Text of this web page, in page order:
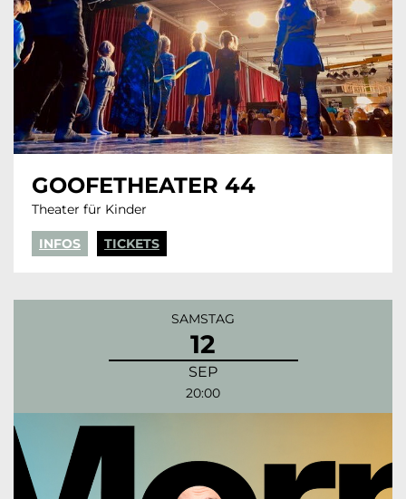
GOOFETHEATER 44
Theater für Kinder
INFOS TICKETS
SAMSTAG
12
SEP
20:00